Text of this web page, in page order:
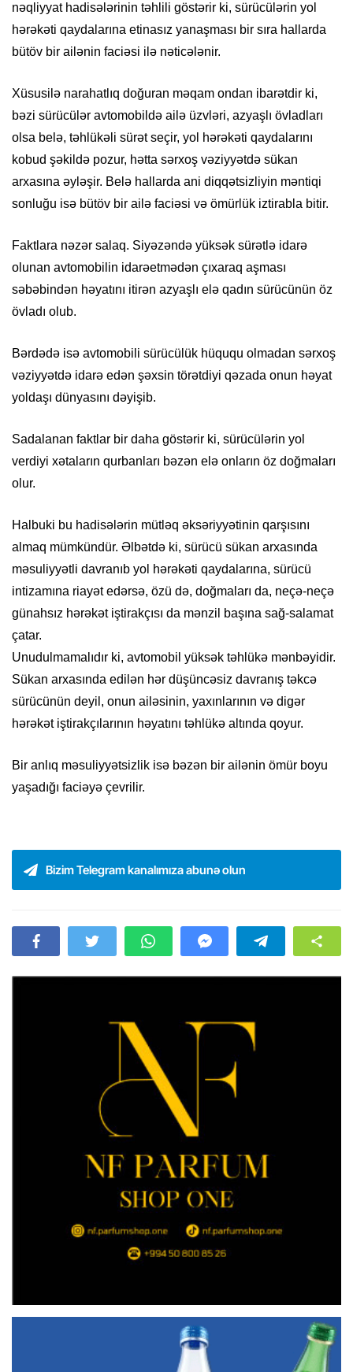
nəqliyyat hadisələrinin təhlili göstərir ki, sürücülərin yol
hərəkəti qaydalarına etinasız yanaşması bir sıra hallarda
bütöv bir ailənin faciəsi ilə nəticələnir.
Xüsusilə narahatlıq doğuran məqam ondan ibarətdir ki,
bəzi sürücülər avtomobildə ailə üzvləri, azyaşlı övladları
olsa belə, təhlükəli sürət seçir, yol hərəkəti qaydalarını
kobud şəkildə pozur, hətta sərxoş vəziyyətdə sükan
arxasına əyləşir. Belə hallarda ani diqqətsizliyin məntiqi
sonluğu isə bütöv bir ailə faciəsi və ömürlük iztirabla bitir.
Faktlara nəzər salaq. Siyəzəndə yüksək sürətlə idarə
olunan avtomobilin idarəetmədən çıxaraq aşması
səbəbindən həyatını itirən azyaşlı elə qadın sürücünün öz
övladı olub.
Bərdədə isə avtomobili sürücülük hüququ olmadan sərxoş
vəziyyətdə idarə edən şəxsin törətdiyi qəzada onun həyat
yoldaşı dünyasını dəyişib.
Sadalanan faktlar bir daha göstərir ki, sürücülərin yol
verdiyi xətaların qurbanları bəzən elə onların öz doğmaları
olur.
Halbuki bu hadisələrin mütləq əksəriyyətinin qarşısını
almaq mümkündür. Əlbətdə ki, sürücü sükan arxasında
məsuliyyətli davranıb yol hərəkəti qaydalarına, sürücü
intizamına riayət edərsə, özü də, doğmaları da, neçə-neçə
günahsız hərəkət iştirakçısı da mənzil başına sağ-salamat
çatar.
Unudulmamalıdır ki, avtomobil yüksək təhlükə mənbəyidir.
Sükan arxasında edilən hər düşüncəsiz davranış təkcə
sürücünün deyil, onun ailəsinin, yaxınlarının və digər
hərəkət iştirakçılarının həyatını təhlükə altında qoyur.
Bir anlıq məsuliyyətsizlik isə bəzən bir ailənin ömür boyu
yaşadığı faciəyə çevrilir.
Bizim Telegram kanalımıza abunə olun